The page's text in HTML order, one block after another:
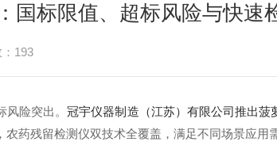
国标限值、超标风险与快速
193
风险突出。冠宇仪器制造（江苏）有限公司推出菠
药残留检测仪双技术全覆盖，满足不同场景应